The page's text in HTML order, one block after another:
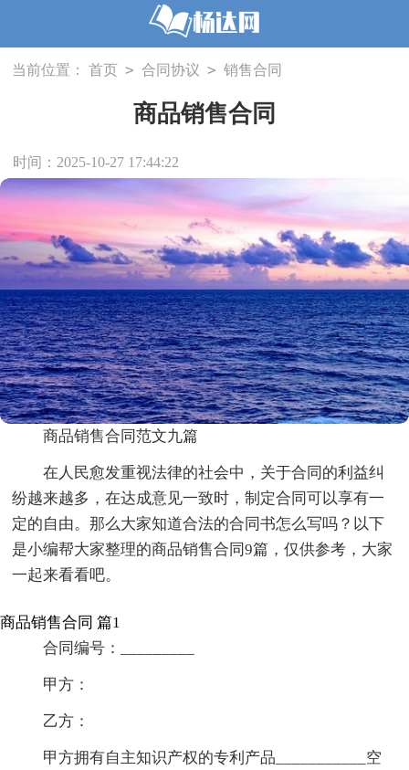
当前位置： 首页 > 合同协议 > 销售合同
商品销售合同
时间：2025-10-27 17:44:22
商品销售合同范文九篇
在人民愈发重视法律的社会中，关于合同的利益纠
纷越来越多，在达成意见一致时，制定合同可以享有一
定的自由。那么大家知道合法的合同书怎么写吗？以下
是小编帮大家整理的商品销售合同9篇，仅供参考，大家
一起来看看吧。
商品销售合同 篇1
合同编号：_________
甲方：
乙方：
甲方拥有自主知识产权的专利产品___________空